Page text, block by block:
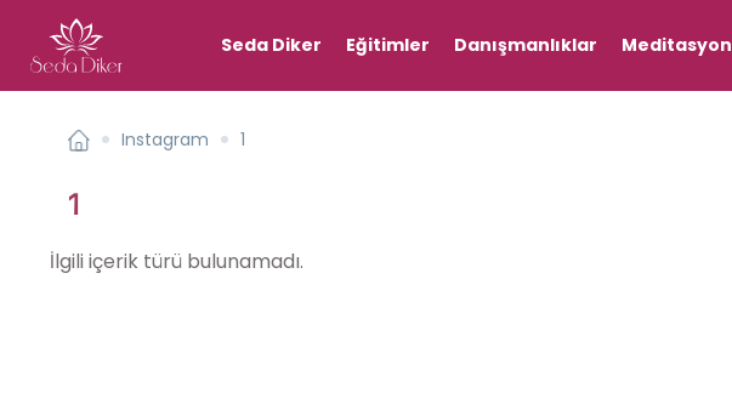
Seda Diker Eğitimler Danışmanlıklar Meditasyon
Instagram 1
1
İlgili içerik türü bulunamadı.